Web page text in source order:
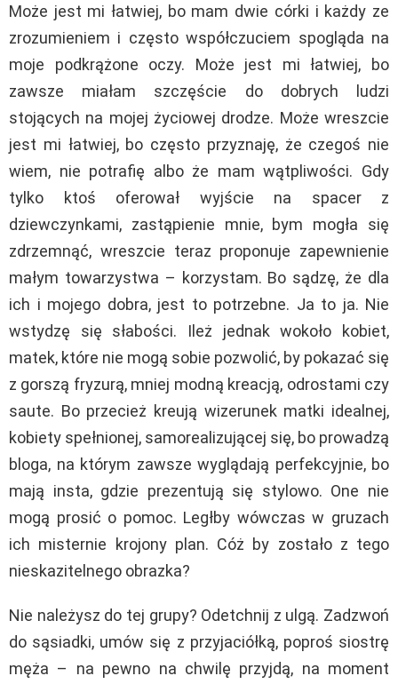
Może jest mi łatwiej, bo mam dwie córki i każdy ze
zrozumieniem i często współczuciem spogląda na
moje podkrążone oczy. Może jest mi łatwiej, bo
zawsze miałam szczęście do dobrych ludzi
stojących na mojej życiowej drodze. Może wreszcie
jest mi łatwiej, bo często przyznaję, że czegoś nie
wiem, nie potrafię albo że mam wątpliwości. Gdy
tylko ktoś oferował wyjście na spacer z
dziewczynkami, zastąpienie mnie, bym mogła się
zdrzemnąć, wreszcie teraz proponuje zapewnienie
małym towarzystwa – korzystam. Bo sądzę, że dla
ich i mojego dobra, jest to potrzebne. Ja to ja. Nie
wstydzę się słabości. Ileż jednak wokoło kobiet,
matek, które nie mogą sobie pozwolić, by pokazać się
z gorszą fryzurą, mniej modną kreacją, odrostami czy
saute. Bo przecież kreują wizerunek matki idealnej,
kobiety spełnionej, samorealizującej się, bo prowadzą
bloga, na którym zawsze wyglądają perfekcyjnie, bo
mają insta, gdzie prezentują się stylowo. One nie
mogą prosić o pomoc. Ległby wówczas w gruzach
ich misternie krojony plan. Cóż by zostało z tego
nieskazitelnego obrazka?
Nie należysz do tej grupy? Odetchnij z ulgą. Zadzwoń
do sąsiadki, umów się z przyjaciółką, poproś siostrę
męża – na pewno na chwilę przyjdą, na moment